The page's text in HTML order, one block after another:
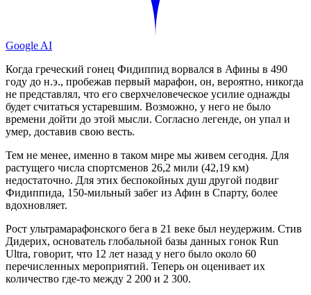
Google AI
Когда греческий гонец Фидиппид ворвался в Афины в 490
году до н.э., пробежав первый марафон, он, вероятно, никогда
не представлял, что его сверхчеловеческое усилие однажды
будет считаться устаревшим. Возможно, у него не было
времени дойти до этой мысли. Согласно легенде, он упал и
умер, доставив свою весть.
Тем не менее, именно в таком мире мы живем сегодня. Для
растущего числа спортсменов 26,2 мили (42,19 км)
недостаточно. Для этих беспокойных душ другой подвиг
Фидиппида, 150-мильный забег из Афин в Спарту, более
вдохновляет.
Рост ультрамарафонского бега в 21 веке был неудержим. Стив
Дидерих, основатель глобальной базы данных гонок Run
Ultra, говорит, что 12 лет назад у него было около 60
перечисленных мероприятий. Теперь он оценивает их
количество где-то между 2 200 и 2 300.